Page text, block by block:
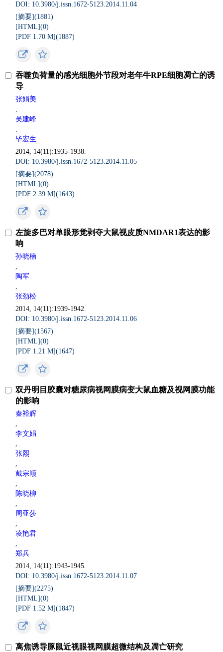
DOI: 10.3980/j.issn.1672-5123.2014.11.04
[摘要](1881)
[HTML](0)
[PDF 1.70 M](1887)
吞噬负荷量的感光细胞外节段对老年牛RPE细胞凋亡的诱
导
张娟美
,
吴建峰
,
毕宏生
2014, 14(11):1935-1938.
DOI: 10.3980/j.issn.1672-5123.2014.11.05
[摘要](2078)
[HTML](0)
[PDF 2.39 M](1643)
左旋多巴对单眼形觉剥夺大鼠视皮质NMDAR1表达的影
响
孙晓楠
,
陶军
,
张劲松
2014, 14(11):1939-1942.
DOI: 10.3980/j.issn.1672-5123.2014.11.06
[摘要](1567)
[HTML](0)
[PDF 1.21 M](1647)
双丹明目胶囊对糖尿病视网膜病变大鼠血糖及视网膜功能
的影响
秦裕辉
,
李文娟
,
张熙
,
戴宗顺
,
陈晓柳
,
周亚莎
,
凌艳君
,
郑兵
2014, 14(11):1943-1945.
DOI: 10.3980/j.issn.1672-5123.2014.11.07
[摘要](2275)
[HTML](0)
[PDF 1.52 M](1847)
离焦诱导豚鼠近视眼视网膜超微结构及凋亡研究